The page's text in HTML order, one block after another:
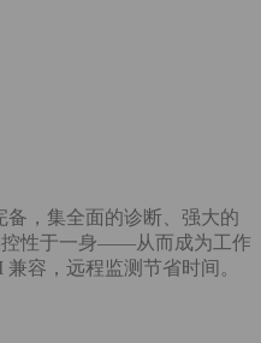
备，集全面的诊断、强大的
控性于一身——从而成为工作
容，远程监测节省时间。